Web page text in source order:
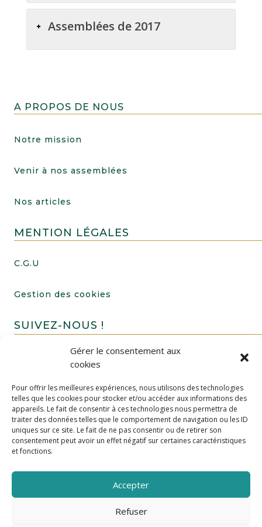
Gérer le consentement aux
cookies
Pour offrir les meilleures expériences, nous utilisons des technologies
telles que les cookies pour stocker et/ou accéder aux informations des
appareils. Le fait de consentir à ces technologies nous permettra de
traiter des données telles que le comportement de navigation ou les ID
uniques sur ce site. Le fait de ne pas consentir ou de retirer son
consentement peut avoir un effet négatif sur certaines caractéristiques
et fonctions.
Accepter
Refuser
Assemblées de 2017
A PROPOS DE NOUS
Notre mission
Venir à nos assemblées
Nos articles
MENTION LÉGALES
C.G.U
Gestion des cookies
SUIVEZ-NOUS !
FAIRE UN DON